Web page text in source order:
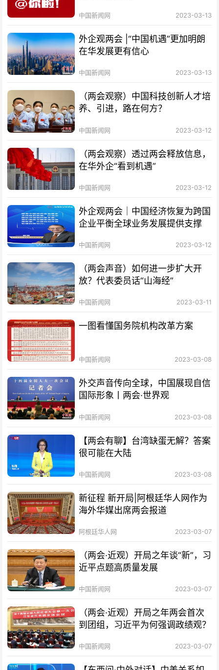
中国新闻网 2023-03-13
外企观两会 |“中国机遇”更加明朗
在华发展更有信心
中国新闻网 2023-03-13
（两会观察）中国科技创新人才培
养、引进，路在何方？
中国新闻网 2023-03-12
（两会观察）透过两会释放信息，
在华外企“看到机遇”
中国新闻网 2023-03-12
外企观两会｜中国经济恢复为跨国
企业平衡全球业务发展提供支撑
中国新闻网 2023-03-12
（两会声音）如何进一步扩大开
放？代表委员话“山海经”
中国新闻网 2023-03-11
一图看懂国务院机构改革方案
中国新闻网 2023-03-08
外交声音传向全球，中国展现自信
国际形象丨两会·世界观
中国新闻网 2023-03-08
【两会有聊】台湾缺蛋无解？答案
很可能在大陆
中国新闻网 2023-03-08
新征程 新开局|阿根廷华人网作为
海外华媒出席两会报道
阿根廷华人网 2023-03-07
（两会·近观）开局之年谈“新”，习
近平点题高质量发展
中国新闻网 2023-03-07
（两会·近观）开局之年两会首次
到团组，习近平为何强调政绩观？
中国新闻网 2023-03-07